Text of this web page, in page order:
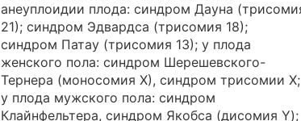
анеуплоидии плода: синдром Дауна
21); синдром Эдвардса (трисомия 18);
синдром Патау (трисомия 13); у плода
женского пола: синдром Шерешевского-
Тернера (моносомия Х), синдром трисомии Х;
у плода мужского пола: синдром
Клайнфельтера, синдром Якобса (дисомия Y);